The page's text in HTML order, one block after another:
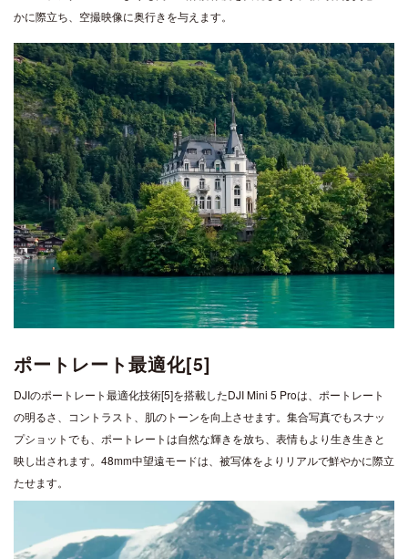
かに際立ち、空撮映像に奥行きを与えます。
ポートレート最適化[5]
DJIのポートレート最適化技術[5]を搭載したDJI Mini 5 Proは、ポートレート
の明るさ、コントラスト、肌のトーンを向上させます。集合写真でもスナッ
プショットでも、ポートレートは自然な輝きを放ち、表情もより生き生きと
映し出されます。48mm中望遠モードは、被写体をよりリアルで鮮やかに際立
たせます。